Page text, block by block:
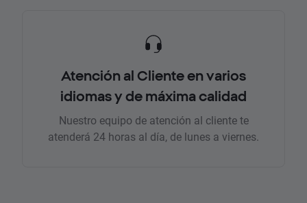
Atención al Cliente en varios
idiomas y de máxima calidad
Nuestro equipo de atención al cliente te
atenderá 24 horas al día, de lunes a viernes.